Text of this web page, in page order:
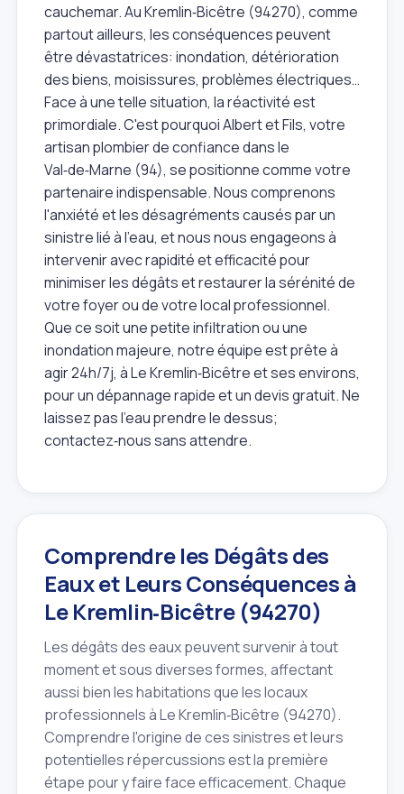
cauchemar. Au Kremlin‑Bicêtre (94270), comme
partout ailleurs, les conséquences peuvent
être dévastatrices: inondation, détérioration
des biens, moisissures, problèmes électriques…
Face à une telle situation, la réactivité est
primordiale. C'est pourquoi Albert et Fils, votre
artisan plombier de confiance dans le
Val‑de‑Marne (94), se positionne comme votre
partenaire indispensable. Nous comprenons
l'anxiété et les désagréments causés par un
sinistre lié à l'eau, et nous nous engageons à
intervenir avec rapidité et efficacité pour
minimiser les dégâts et restaurer la sérénité de
votre foyer ou de votre local professionnel.
Que ce soit une petite infiltration ou une
inondation majeure, notre équipe est prête à
agir 24h/7j, à Le Kremlin‑Bicêtre et ses environs,
pour un dépannage rapide et un devis gratuit. Ne
laissez pas l'eau prendre le dessus;
contactez‑nous sans attendre.
Comprendre les Dégâts des
Eaux et Leurs Conséquences à
Le Kremlin‑Bicêtre (94270)
Les dégâts des eaux peuvent survenir à tout
moment et sous diverses formes, affectant
aussi bien les habitations que les locaux
professionnels à Le Kremlin‑Bicêtre (94270).
Comprendre l'origine de ces sinistres et leurs
potentielles répercussions est la première
étape pour y faire face efficacement. Chaque